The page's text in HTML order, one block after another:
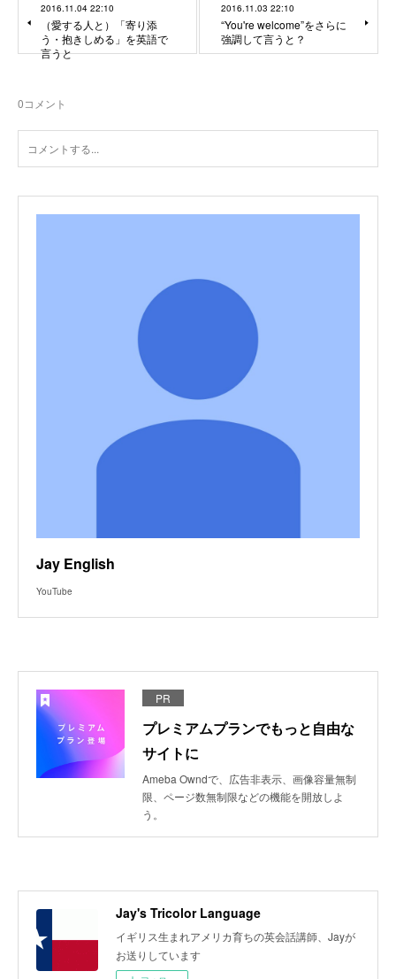
2016.11.04 22:10
（愛する人と）「寄り添
う・抱きしめる」を英語で
言うと
2016.11.03 22:10
“You're welcome”をさらに
強調して言うと？
0コメント
Jay English
YouTube
PR
プレミアムプランでもっと自由な
サイトに
Ameba Owndで、広告非表示、画像容量無制
限、ページ数無制限などの機能を開放しよ
う。
Jay's Tricolor Language
イギリス生まれアメリカ育ちの英会話講師、Jayが
お送りしています